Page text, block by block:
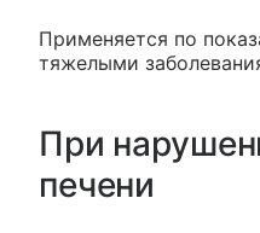
Применяется по
тяжелыми
При
печени